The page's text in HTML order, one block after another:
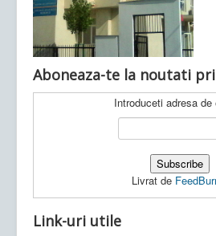
Aboneaza-te la noutati
Introduceti adresa de
Livrat de
Link-uri utile